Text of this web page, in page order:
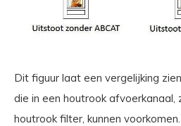
Dit figuur laat een vergelijking
die in een houtrook afvoerkanaal,
houtrook filter, kunnen voorkomen.